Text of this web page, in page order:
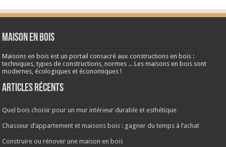
Maison en bois
Maisons en bois est un portail consacré aux constructions en bois :
techniques, types de constructions, normes ... Les maisons en bois sont
modernes, écologiques et économiques !
Articles récents
Quel bois choisir pour un mur intérieur durable et esthétique
Chasseur d’appartement et maisons bois : gagner du temps à l’achat
Construire ou rénover une maison en bois